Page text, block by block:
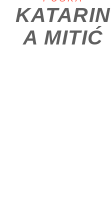
KATARIN
A MITIĆ